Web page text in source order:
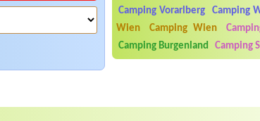
Camping Vorarlberg
Camping
Wien
Camping Wien
Camping Burgenland
Camping